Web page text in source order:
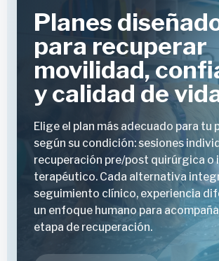
Planes
para recuperar
movilidad,
y calidad de
Elige el plan más adecuado para tu
según su condición: sesiones
recuperación pre/post quirúrgica o
terapéutico. Cada alternativa
seguimiento clínico, experiencia
un enfoque humano para
etapa de recuperación.